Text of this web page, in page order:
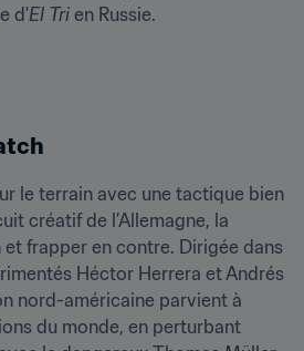
d'El Tri en Russie.
le terrain avec une tactique bien
créatif de l’Allemagne, la
frapper en contre. Dirigée dans
Héctor Herrera et Andrés
nord-américaine parvient à
du monde, en perturbant